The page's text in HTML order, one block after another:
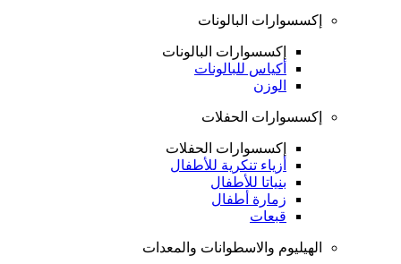
إكسسوارات البالونات
إكسسوارات البالونات
أكياس للبالونات
الوزن
إكسسوارات الحفلات
إكسسوارات الحفلات
أزياء تنكرية للأطفال
بنياتا للأطفال
زمارة أطفال
قبعات
الهيليوم والاسطوانات والمعدات